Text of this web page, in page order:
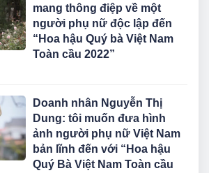
mang thông điệp về một
người phụ nữ độc lập đến
“Hoa hậu Quý bà Việt Nam
Toàn cầu 2022”
Doanh nhân Nguyễn Thị
Dung: tôi muốn đưa hình
ảnh người phụ nữ Việt Nam
bản lĩnh đến với “Hoa hậu
Quý Bà Việt Nam Toàn cầu